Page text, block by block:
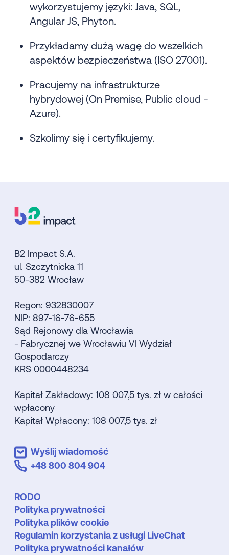
wykorzystujemy języki: Java, SQL,
Angular JS, Phyton.
Przykładamy dużą wagę do wszelkich
aspektów bezpieczeństwa (ISO 27001).
Pracujemy na infrastrukturze
hybrydowej (On Premise, Public cloud -
Azure).
Szkolimy się i certyfikujemy.
B2 Impact S.A.
ul. Szczytnicka 11
50-382 Wrocław
Regon: 932830007
NIP: 897-16-76-655
Sąd Rejonowy dla Wrocławia
- Fabrycznej we Wrocławiu VI Wydział
Gospodarczy
KRS 0000448234
Kapitał Zakładowy: 108 007,5 tys. zł w całości
wpłacony
Kapitał Wpłacony: 108 007,5 tys. zł
Wyślij wiadomość
+48 800 804 904
RODO
Polityka prywatności
Polityka plików cookie
Regulamin korzystania z usługi LiveChat
Polityka prywatności kanałów